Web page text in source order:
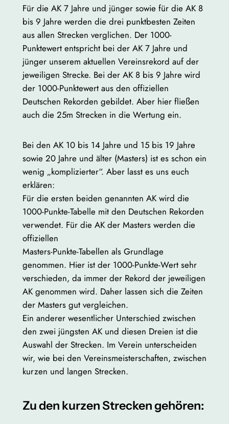
Für die AK 7 Jahre und jünger sowie für die AK 8
bis 9 Jahre werden die drei punktbesten Zeiten
aus allen Strecken verglichen. Der 1000-
Punktewert entspricht bei der AK 7 Jahre und
jünger unserem aktuellen Vereinsrekord auf der
jeweiligen Strecke. Bei der AK 8 bis 9 Jahre wird
der 1000-Punktewert aus den offiziellen
Deutschen Rekorden gebildet. Aber hier fließen
auch die 25m Strecken in die Wertung ein.
Bei den AK 10 bis 14 Jahre und 15 bis 19 Jahre
sowie 20 Jahre und älter (Masters) ist es schon ein
wenig „komplizierter“. Aber lasst es uns euch
erklären:
Für die ersten beiden genannten AK wird die
1000-Punkte-Tabelle mit den Deutschen Rekorden
verwendet. Für die AK der Masters werden die
offiziellen
Masters-Punkte-Tabellen als Grundlage
genommen. Hier ist der 1000-Punkte-Wert sehr
verschieden, da immer der Rekord der jeweiligen
AK genommen wird. Daher lassen sich die Zeiten
der Masters gut vergleichen.
Ein anderer wesentlicher Unterschied zwischen
den zwei jüngsten AK und diesen Dreien ist die
Auswahl der Strecken. Im Verein unterscheiden
wir, wie bei den Vereinsmeisterschaften, zwischen
kurzen und langen Strecken.
Zu den kurzen Strecken gehören: